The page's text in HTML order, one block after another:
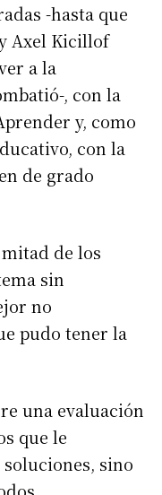
-hasta que
Axel Kicillof
a la
, con la
y, como
con la
de grado
de los
sin
no
pudo tener la
una evaluación
que le
sino